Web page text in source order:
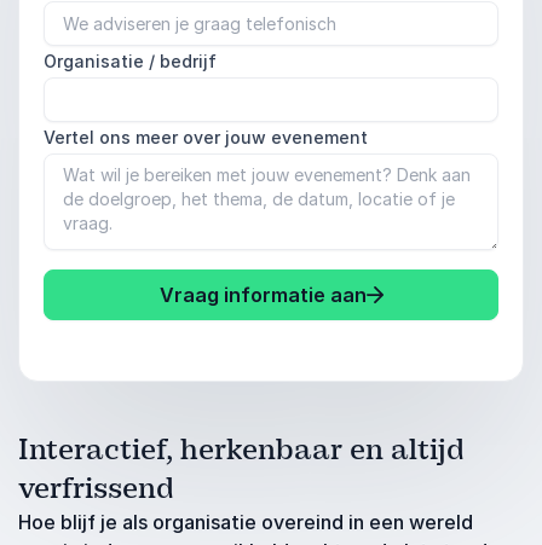
Organisatie / bedrijf
Vertel ons meer over jouw evenement
Vraag informatie aan
Interactief, herkenbaar en altijd
verfrissend
Hoe blijf je als organisatie overeind in een wereld